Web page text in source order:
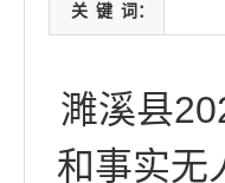
关 键 词：
濉溪县
和事实无